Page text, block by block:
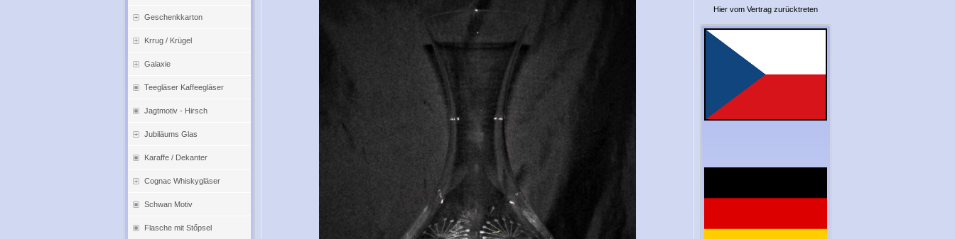
Geschenkkarton
Krrug / Krügel
Galaxie
Teegläser Kaffeegläser
Jagtmotiv - Hirsch
Jubiläums Glas
Karaffe / Dekanter
Cognac Whiskygläser
Schwan Motiv
Flasche mit Stőpsel
Hier vom Vertrag zurücktreten